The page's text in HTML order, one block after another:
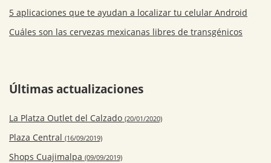
5 aplicaciones que te ayudan a localizar tu celular Android
Cuáles son las cervezas mexicanas libres de transgénicos
Últimas actualizaciones
La Platza Outlet del Calzado (20/01/2020)
Plaza Central (16/09/2019)
Shops Cuajimalpa (09/09/2019)